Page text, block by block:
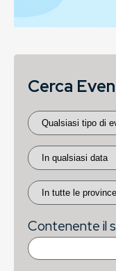
Cerca
Contenente il